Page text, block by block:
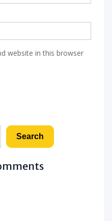
website in this browser
Search